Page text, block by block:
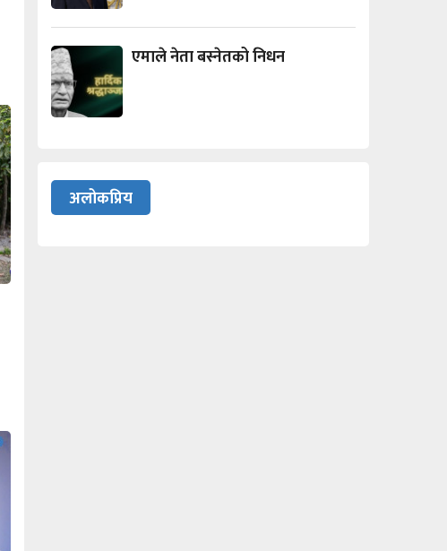
एमाले नेता बस्नेतको निधन
अलोकप्रिय